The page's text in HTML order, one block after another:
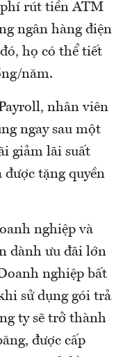
rút tiền ATM
ngân hàng điện
họ có thể tiết
năm.
nhân viên
ngay sau một
giảm lãi suất
tặng quyền
nghiệp và
dành ưu đãi lớn
nghiệp bất
sử dụng gói trả
ty sẽ trở thành
được cấp